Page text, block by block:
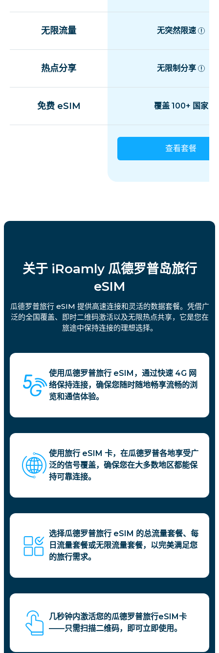
无限流量 无突然限速
热点分享 无限制分享
免费 eSIM 覆盖 100+ 国家
查看套餐
关于 iRoamly 瓜德罗普岛旅行
eSIM
瓜德罗普旅行 eSIM 提供高速连接和灵活的数据套餐。凭借广
泛的全国覆盖、即时二维码激活以及无限热点共享，它是您在
旅途中保持连接的理想选择。
使用瓜德罗普旅行 eSIM，通过快速 4G 网
络保持连接，确保您随时随地畅享流畅的浏
览和通信体验。
使用旅行 eSIM 卡，在瓜德罗普各地享受广
泛的信号覆盖，确保您在大多数地区都能保
持可靠连接。
选择瓜德罗普旅行 eSIM 的总流量套餐、每
日流量套餐或无限流量套餐，以完美满足您
的旅行需求。
几秒钟内激活您的瓜德罗普旅行eSIM卡
——只需扫描二维码，即可立即使用。